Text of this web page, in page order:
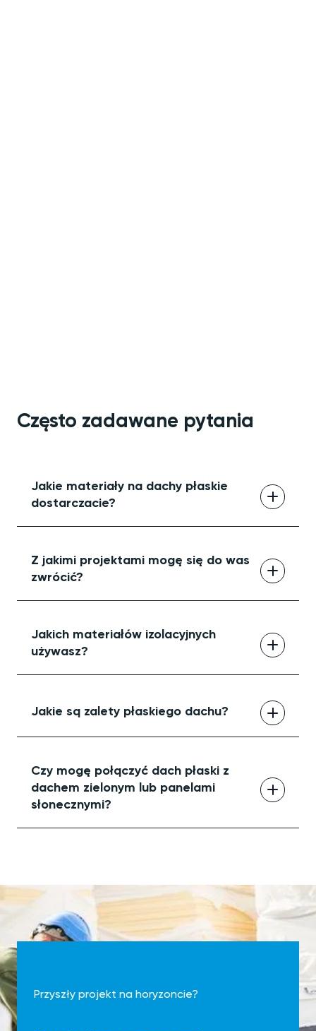
Często zadawane pytania
Jakie materiały na dachy płaskie
dostarczacie?
niezależni od produktu i wybierają
najbardziej odpowiedni materiał, taki jak
EPDM, bitum, TPO lub PVC, dla każdego
Z jakimi projektami mogę się do was
zwrócić?
Jakich materiałów izolacyjnych
używasz?
wełnę mineralną, szkło komórkowe, EPS i
XPS.
Jakie są zalety płaskiego dachu?
umożliwiają zbieranie wody deszczowej.
Tworzą dodatkową przestrzeń dla
zielonych dachów, ogrodów dachowych,
boisk sportowych lub paneli słonecznych.
Czy mogę połączyć dach płaski z
dachem zielonym lub panelami
słonecznymi?
to konstrukcja dachu.
Przyszły projekt na horyzoncie?